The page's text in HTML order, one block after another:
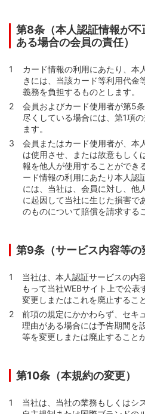
第8条（本人認証情報が
ある場合の会員の責任）
カード情報の利用にあたり、本
きには、当該カード等利用代金
義務を負担するものとします。
会員およびカード使用者が第5
尽くしている場合には、第1項
ます。
会員またはカード使用者が、本
は使用させ、または故意もしく
報を他人が使用することができ
ード情報の利用にあたり本人認
には、当社は、会員に対し、他
に起因して当社に生じた損害で
のものについて賠償を請求する
第9条（サービス内容等の
当社は、本人認証サービスの内
もって当社WEBサイト上で公
変更しまたはこれを廃止するこ
前項の規定にかかわらず、セキ
理由がある場合には予告期間を
等を変更しまたは廃止すること
第10条（本規約の変更）
当社は、当社の業務もしくはシ